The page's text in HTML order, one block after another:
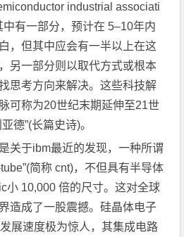
industrial associati
有一部分，预计在 5–10年内
，但其中应会有一半以上在这
另一部分则以取代方式或根本
思考方向来解决。这些科技解
可称为20世纪末期延伸至21世
德”(长篇史诗)。
于ibm最近的发现，一种所谓
简称 cnt)，不但具有半导体
小 10,000 倍的尺寸。这对全球
造成了一股震撼。硅晶体电子
展速度极为惊人，其集成电路